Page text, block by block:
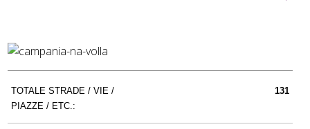
TOTALE STRADE / VIE /
PIAZZE / ETC.:
131